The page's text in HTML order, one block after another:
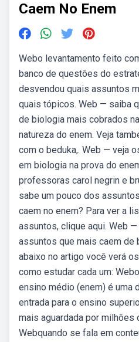
Caem No Enem
Webo levantamento feito
banco de questões do
desvendou quais assuntos
quais tópicos. Web — saiba
de biologia mais cobrados
natureza do enem. Veja
com o beduka,. Web — veja
em biologia na prova do
professoras carol negrin e
sabe um pouco dos
caem no enem? Para ver a
assuntos, clique aqui. Web
assuntos que mais caem de
abaixo no artigo você verá
como estudar cada um:
ensino médio (enem) é uma
entrada para o ensino
mais aguardada por milhões
Webquando se fala em